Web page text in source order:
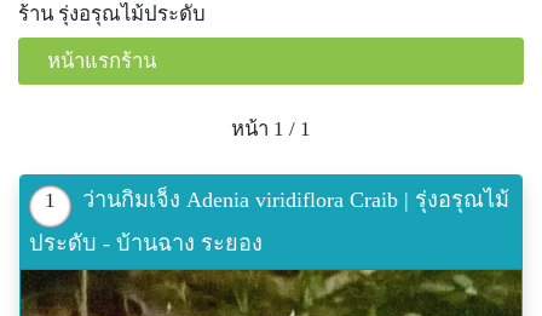
ร้าน รุ่งอรุณไม้ประดับ
หน้าแรกร้าน
หน้า 1 / 1
1
ว่านกิมเจ็ง Adenia viridiflora Craib | รุ่งอรุณไม้
ประดับ - บ้านฉาง ระยอง